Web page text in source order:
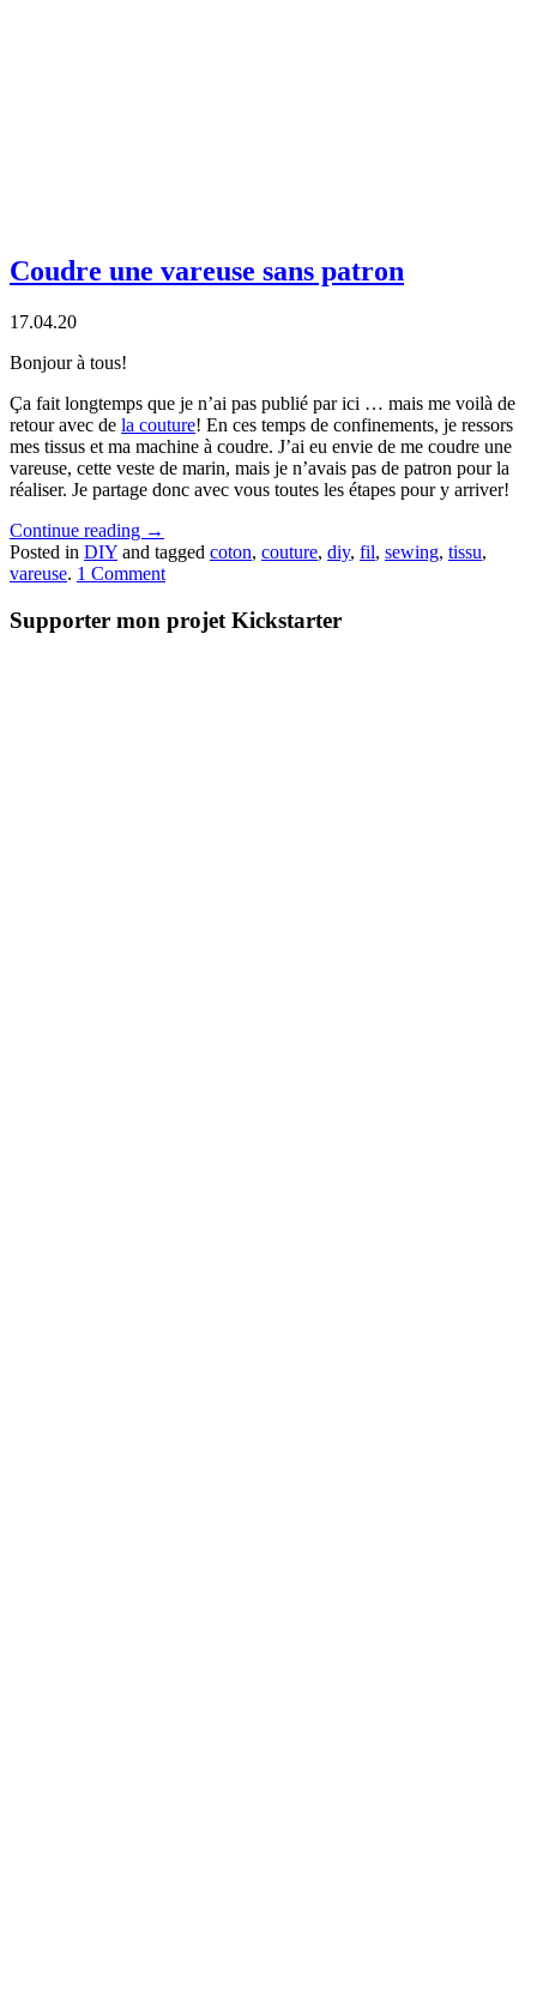
Coudre une vareuse sans patron
17.04.20
Bonjour à tous!
Ça fait longtemps que je n’ai pas publié par ici … mais me voilà de
retour avec de la couture! En ces temps de confinements, je ressors
mes tissus et ma machine à coudre. J’ai eu envie de me coudre une
vareuse, cette veste de marin, mais je n’avais pas de patron pour la
réaliser. Je partage donc avec vous toutes les étapes pour y arriver!
Continue reading →
Posted in DIY and tagged coton, couture, diy, fil, sewing, tissu,
vareuse. 1 Comment
Supporter mon projet Kickstarter